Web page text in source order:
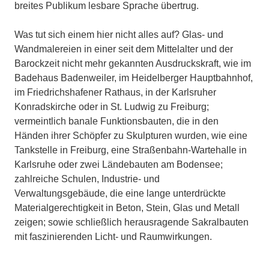
breites Publikum lesbare Sprache übertrug.
Was tut sich einem hier nicht alles auf? Glas- und
Wandmalereien in einer seit dem Mittelalter und der
Barockzeit nicht mehr gekannten Ausdruckskraft, wie im
Badehaus Badenweiler, im Heidelberger Hauptbahnhof,
im Friedrichshafener Rathaus, in der Karlsruher
Konradskirche oder in St. Ludwig zu Freiburg;
vermeintlich banale Funktionsbauten, die in den
Händen ihrer Schöpfer zu Skulpturen wurden, wie eine
Tankstelle in Freiburg, eine Straßenbahn-Wartehalle in
Karlsruhe oder zwei Ländebauten am Bodensee;
zahlreiche Schulen, Industrie- und
Verwaltungsgebäude, die eine lange unterdrückte
Materialgerechtigkeit in Beton, Stein, Glas und Metall
zeigen; sowie schließlich herausragende Sakralbauten
mit faszinierenden Licht- und Raumwirkungen.